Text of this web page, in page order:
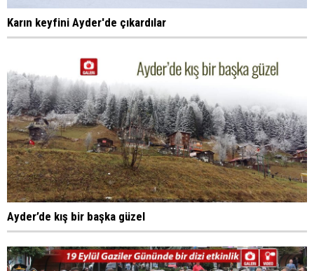
Karın keyfini Ayder'de çıkardılar
Ayder’de kış bir başka güzel